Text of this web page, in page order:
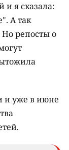
и я сказала:
А так
репосты о
и уже в июне